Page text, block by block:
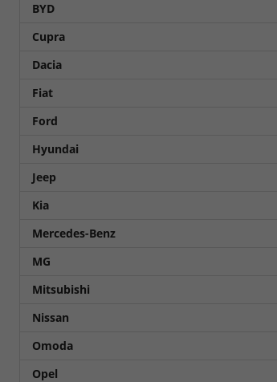
BYD
Cupra
Dacia
Fiat
Ford
Hyundai
Jeep
Kia
Mercedes-Benz
MG
Mitsubishi
Nissan
Omoda
Opel